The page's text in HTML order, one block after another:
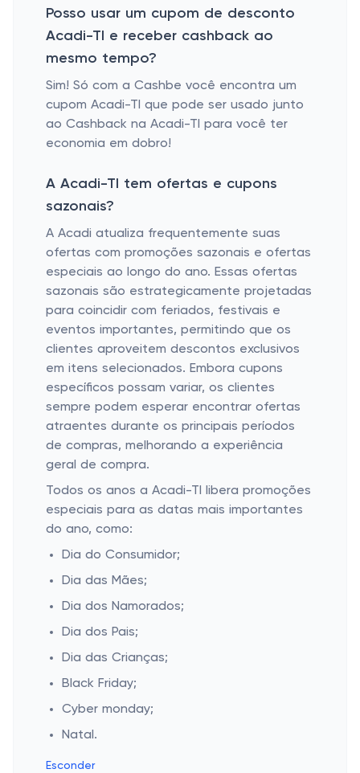
Posso usar um cupom de desconto
Acadi-TI e receber cashback ao
mesmo tempo?
Sim! Só com a Cashbe você encontra um
cupom Acadi-TI que pode ser usado junto
ao Cashback na Acadi-TI para você ter
economia em dobro!
A Acadi-TI tem ofertas e cupons
sazonais?
A Acadi atualiza frequentemente suas
ofertas com promoções sazonais e ofertas
especiais ao longo do ano. Essas ofertas
sazonais são estrategicamente projetadas
para coincidir com feriados, festivais e
eventos importantes, permitindo que os
clientes aproveitem descontos exclusivos
em itens selecionados. Embora cupons
específicos possam variar, os clientes
sempre podem esperar encontrar ofertas
atraentes durante os principais períodos
de compras, melhorando a experiência
geral de compra.
Todos os anos a Acadi-TI libera promoções
especiais para as datas mais importantes
do ano, como:
Dia do Consumidor;
Dia das Mães;
Dia dos Namorados;
Dia dos Pais;
Dia das Crianças;
Black Friday;
Cyber monday;
Natal.
Esconder